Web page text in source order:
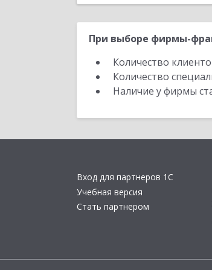
При выборе фирмы-
Количество
Количество
Наличие у фирмы
Вход для партнеров 1С
Учебная версия
Стать партнером